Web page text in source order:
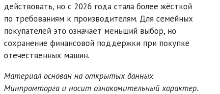
действовать, но с 2026 года стала более жёсткой
по требованиям к производителям. Для семейных
покупателей это означает меньший выбор, но
сохранение финансовой поддержки при покупке
отечественных машин.
Материал основан на открытых данных
Минпромторга и носит ознакомительный характер.